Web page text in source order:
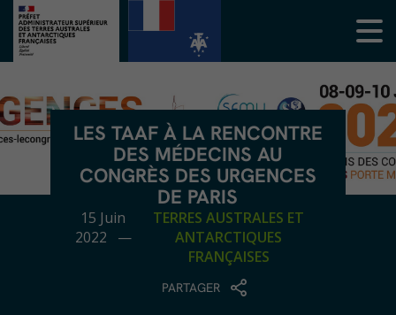
LES TAAF À LA RENCONTRE
DES MÉDECINS AU
CONGRÈS DES URGENCES
DE PARIS
15 Juin
2022 —
TERRES AUSTRALES ET
ANTARCTIQUES
FRANÇAISES
PARTAGER